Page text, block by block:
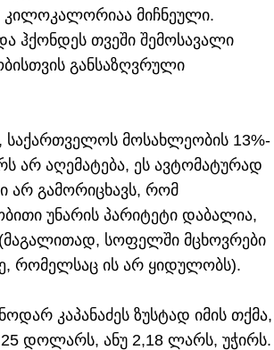
კილოკალორიაა მიჩნეული.
ჰქონდეს თვეში შემოსავალი
განსაზღვრული
საქართველოს მოსახლეობის 13%-
არ აღემატება, ეს ავტომატურად
არ გამორიცხავს, რომ
უნარის პარიტეტი დაბალია,
(მაგალითად, სოფელში მცხოვრები
რომელსაც ის არ ყიდულობს).
კაპანაძეს ზუსტად იმის თქმა,
დოლარს, ანუ 2,18 ლარს, უჭირს.